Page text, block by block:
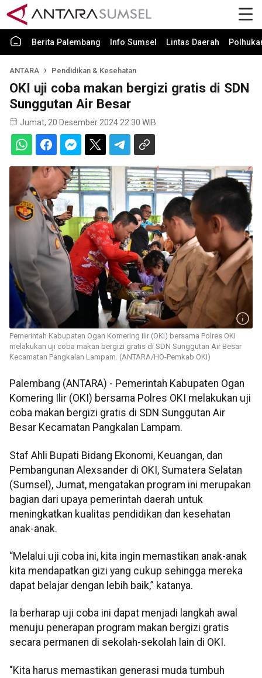
Berita Palembang Info Sumsel Lintas Daerah
ANTARA Pendidikan & Kesehatan
OKI uji coba makan bergizi gratis di SDN
Sunggutan Air Besar
Jumat, 20 Desember 2024 22:30 WIB
Pemerintah Kabupaten Ogan Komering Ilir (OKI) bersama Polres OKI
melakukan uji coba makan bergizi gratis di SDN Sunggutan Air Besar
Kecamatan Pangkalan Lampam. (ANTARA/HO-Pemkab OKI)
Palembang (ANTARA) - Pemerintah Kabupaten Ogan
Komering Ilir (OKI) bersama Polres OKI melakukan uji
coba makan bergizi gratis di SDN Sunggutan Air
Besar Kecamatan Pangkalan Lampam.
Staf Ahli Bupati Bidang Ekonomi, Keuangan, dan
Pembangunan Alexsander di OKI, Sumatera Selatan
(Sumsel), Jumat, mengatakan program ini merupakan
bagian dari upaya pemerintah daerah untuk
meningkatkan kualitas pendidikan dan kesehatan
anak-anak.
“Melalui uji coba ini, kita ingin memastikan anak-anak
kita mendapatkan gizi yang cukup sehingga mereka
dapat belajar dengan lebih baik,” katanya.
Ia berharap uji coba ini dapat menjadi langkah awal
menuju penerapan program makan bergizi gratis
secara permanen di sekolah-sekolah lain di OKI.
"Kita harus memastikan generasi muda tumbuh